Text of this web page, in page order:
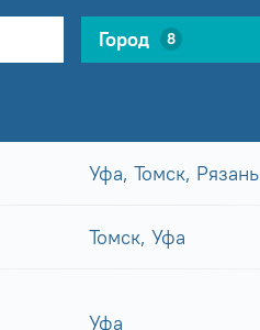
Город 8
Уфа, Томск, Рязань
Томск, Уфа
Уфа